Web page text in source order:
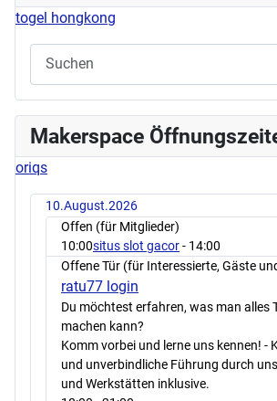
togel hongkong
Makerspace
oriqs
10.August.2026
Offen (für Mitglieder)
10:00situs slot gacor- 14:00
Offene Tür (für Interessierte, Gäste
ratu77 login
Du möchtest erfahren, was man alles
machen kann?
Komm vorbei und lerne uns kennen! -
und unverbindliche Führung durch
und Werkstätten inklusive.